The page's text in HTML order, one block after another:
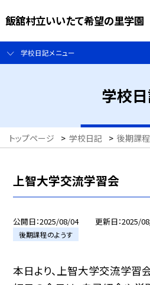
飯舘村立いいたて希望の里学園
学校日記メニュー
学校
トップページ > 学校日記 > 後期課
上智大学交流学習会
公開日 2025/08/04 更新日 2025/
後期課程のようす
本日より、上智大学交流学習